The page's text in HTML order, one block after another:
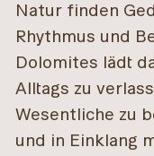
Natur finden
Rhythmus und
Dolomites lädt
Alltags zu
Wesentliche zu
und in Einklang